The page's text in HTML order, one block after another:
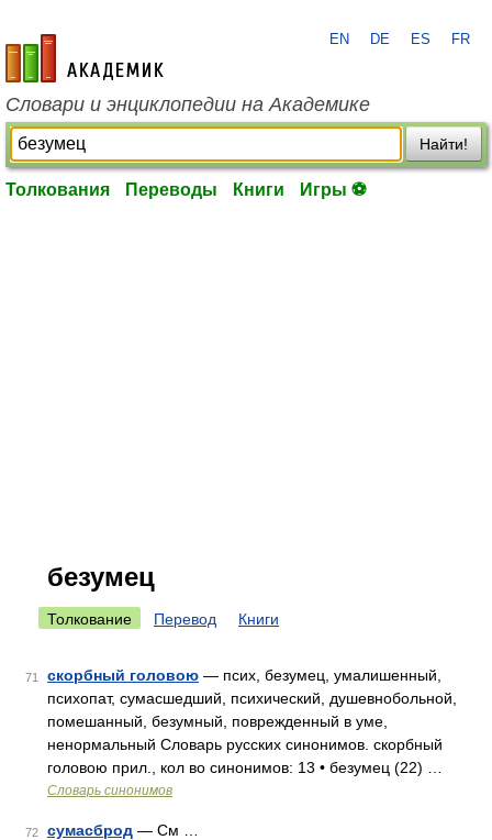
academic.ru
EN DE ES FR
Словари и энциклопедии на Академике
Найти!
Толкования Переводы Книги Игры ⚽
безумец
Толкование Перевод Книги
71 скорбный головою — псих, безумец, умалишенный,
психопат, сумасшедший, психический, душевнобольной,
помешанный, безумный, поврежденный в уме,
ненормальный Словарь русских синонимов. скорбный
головою прил., кол во синонимов: 13 • безумец (22) …
Словарь синонимов
72 сумасброд — См …